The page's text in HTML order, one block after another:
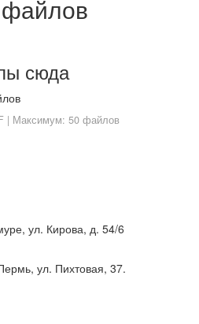
файлов
сюда
| Максимум: 50 файлов
ул. Кирова, д. 54/6
ул. Пихтовая, 37.